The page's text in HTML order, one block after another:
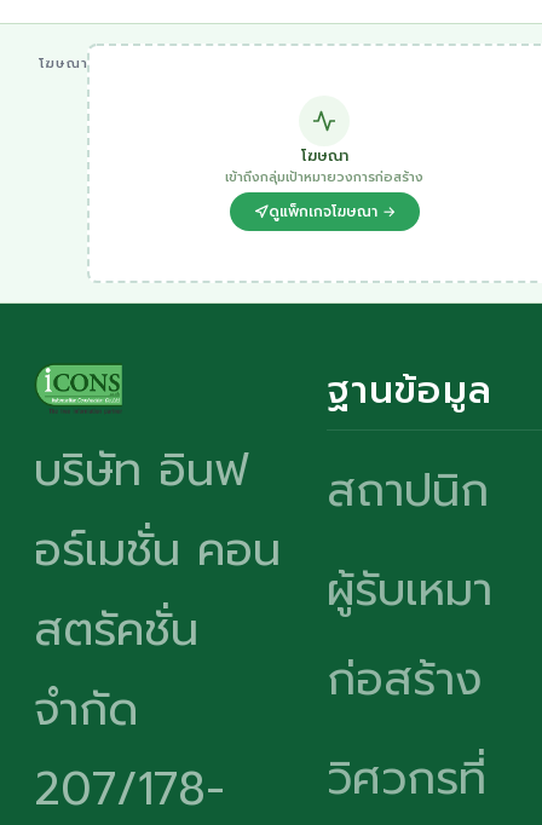
โฆษณา
โฆษณา
เข้าถึงกลุ่มเป้าหมายวงการก่อสร้าง
ดูแพ็กเกจโฆษณา →
บริษัท อินฟ
อร์เมชั่น คอน
สตรัคชั่น
จำกัด
207/178-
ฐานข้อมูล
สถาปนิก
ผู้รับเหมา
ก่อสร้าง
วิศวกรที่